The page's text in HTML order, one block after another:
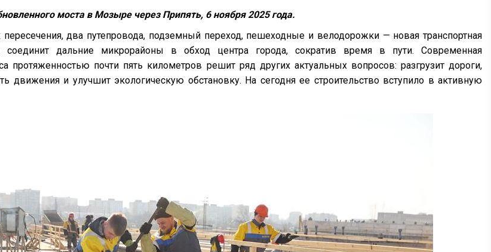
моста в Мозыре через Припять, 6 ноября 2025 года.
два путепровода, подземный переход, пешеходные и велодорожки — новая транспортная
соединит дальние микрорайоны в обход центра города, сократив время в пути. Современная
протяженностью почти пять километров решит ряд других актуальных вопросов: разгрузит дороги,
движения и улучшит экологическую обстановку. На сегодня ее строительство вступило в активную